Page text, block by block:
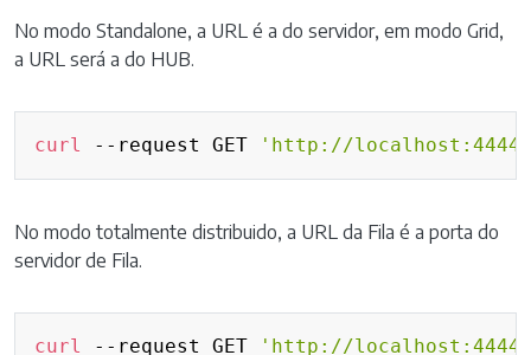
No modo Standalone, a URL é a do servidor, em modo Grid,
a URL será a do HUB.
curl --request GET 'http://localhost:4444/
No modo totalmente distribuido, a URL da Fila é a porta do
servidor de Fila.
curl --request GET 'http://localhost:4444/